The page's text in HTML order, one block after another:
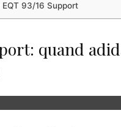
93/16 Support
quand